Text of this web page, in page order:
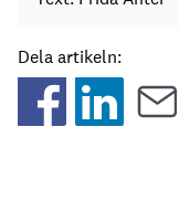
Dela artikeln: